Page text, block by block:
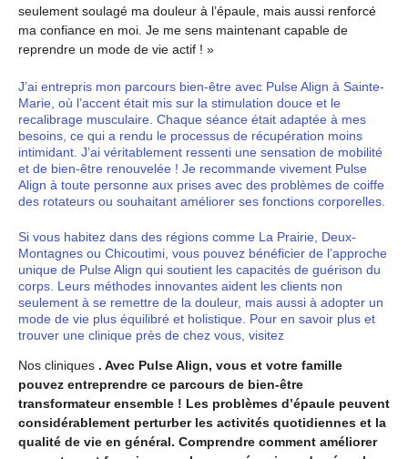
seulement soulagé ma douleur à l’épaule, mais aussi renforcé
ma confiance en moi. Je me sens maintenant capable de
reprendre un mode de vie actif ! »
J’ai entrepris mon parcours bien-être avec Pulse Align à Sainte-
Marie, où l’accent était mis sur la stimulation douce et le
recalibrage musculaire. Chaque séance était adaptée à mes
besoins, ce qui a rendu le processus de récupération moins
intimidant. J’ai véritablement ressenti une sensation de mobilité
et de bien-être renouvelée ! Je recommande vivement Pulse
Align à toute personne aux prises avec des problèmes de coiffe
des rotateurs ou souhaitant améliorer ses fonctions corporelles.
Si vous habitez dans des régions comme La Prairie, Deux-
Montagnes ou Chicoutimi, vous pouvez bénéficier de l’approche
unique de Pulse Align qui soutient les capacités de guérison du
corps. Leurs méthodes innovantes aident les clients non
seulement à se remettre de la douleur, mais aussi à adopter un
mode de vie plus équilibré et holistique. Pour en savoir plus et
trouver une clinique près de chez vous, visitez
Nos cliniques . Avec Pulse Align, vous et votre famille
pouvez entreprendre ce parcours de bien-être
transformateur ensemble ! Les problèmes d’épaule peuvent
considérablement perturber les activités quotidiennes et la
qualité de vie en général. Comprendre comment améliorer